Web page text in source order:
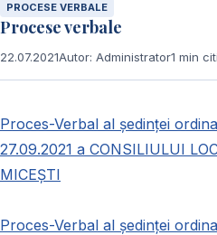
PROCESE VERBALE
Procese verbale
22.07.2021Autor: Administrator1 min
Proces-Verbal al ședinței
27.09.2021 a CONSILIULUI
MICEȘTI
Proces-Verbal al ședinței